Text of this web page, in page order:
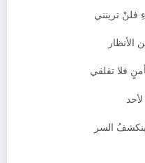
فلنْ ترينني
الأنظار
فلا تقلقي
ينكشفُ السر